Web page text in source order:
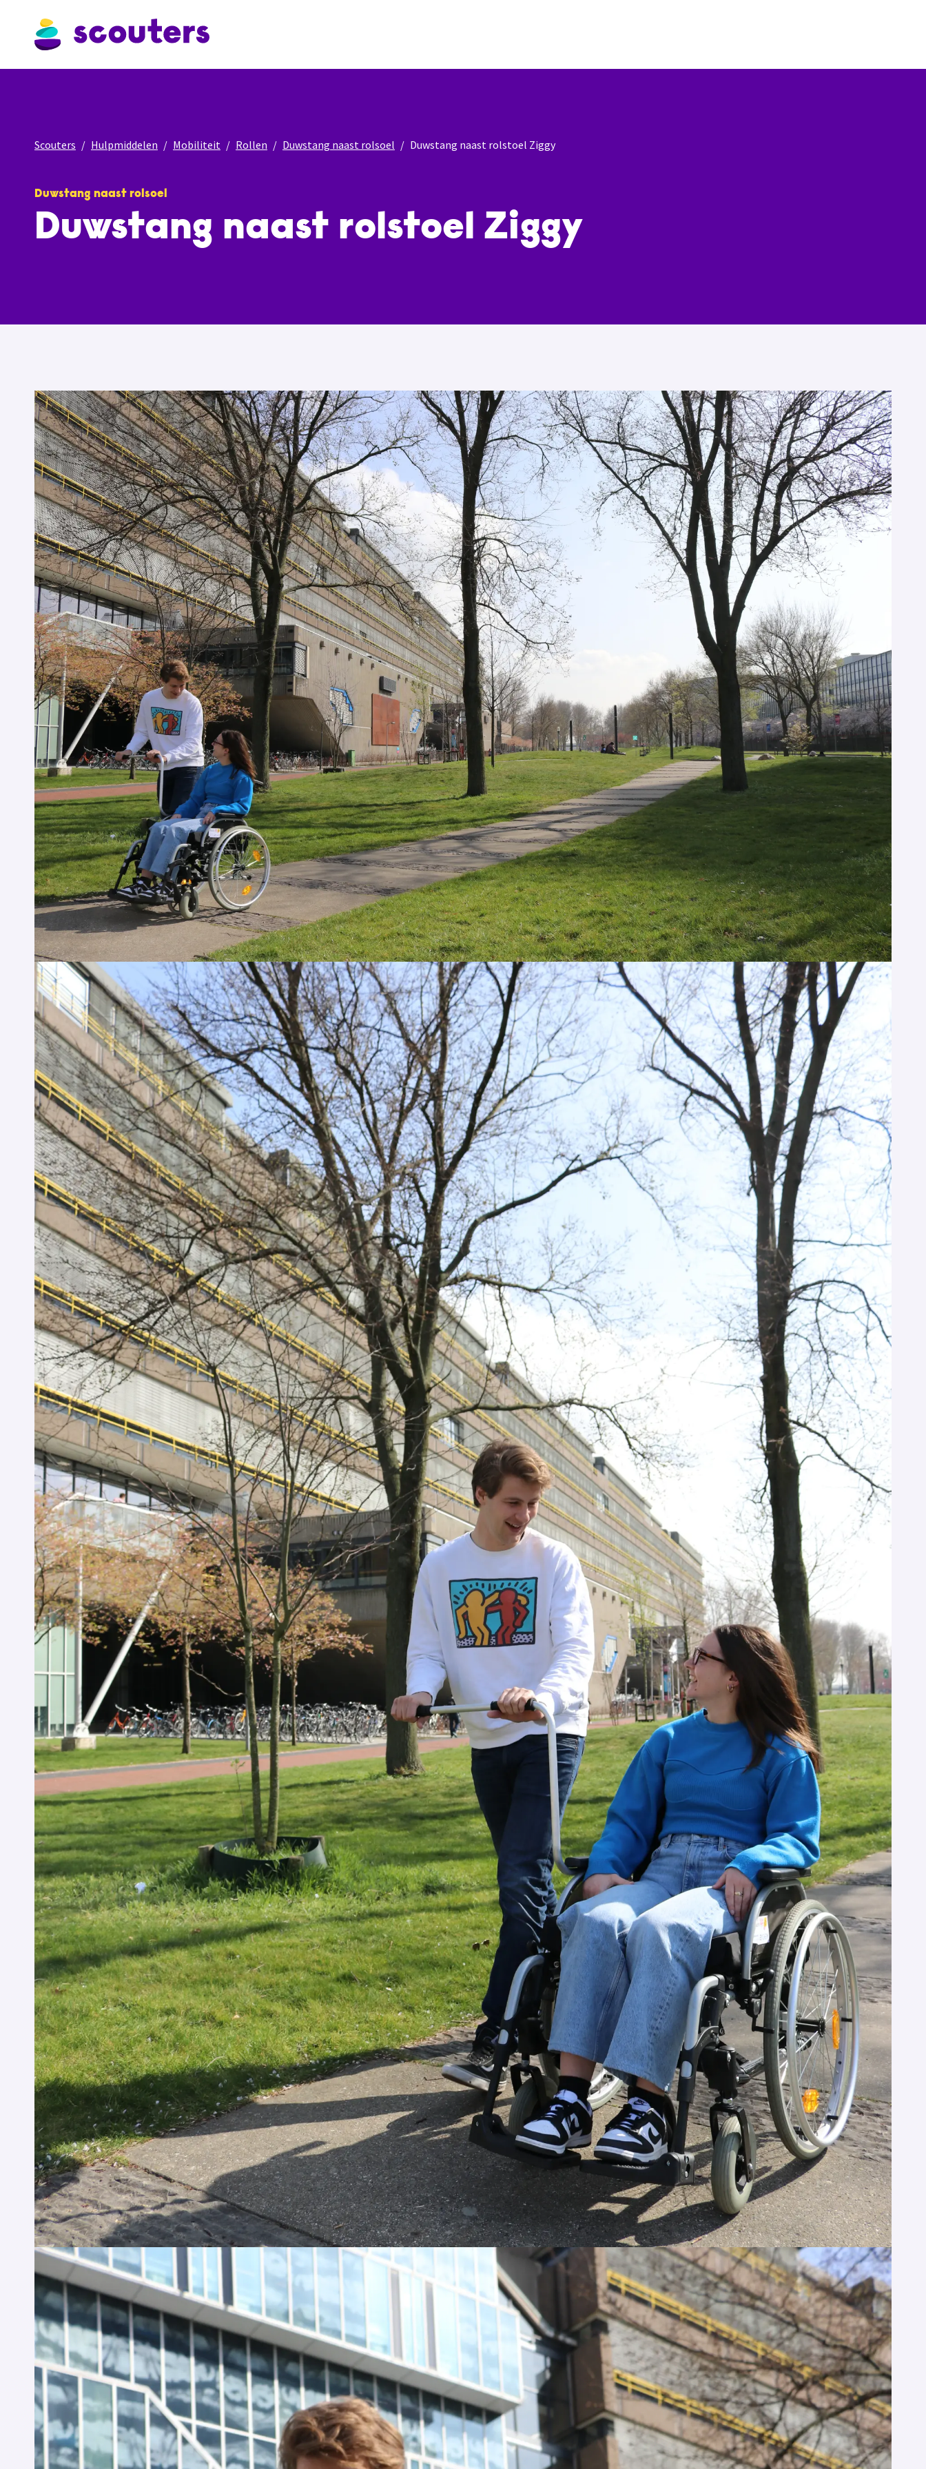
Scouters Hulpmiddelen Mobiliteit Rollen Duwstang naast rolsoel Duwstang naast rolstoel Ziggy
Duwstang naast rolsoel
Duwstang naast rolstoel Ziggy